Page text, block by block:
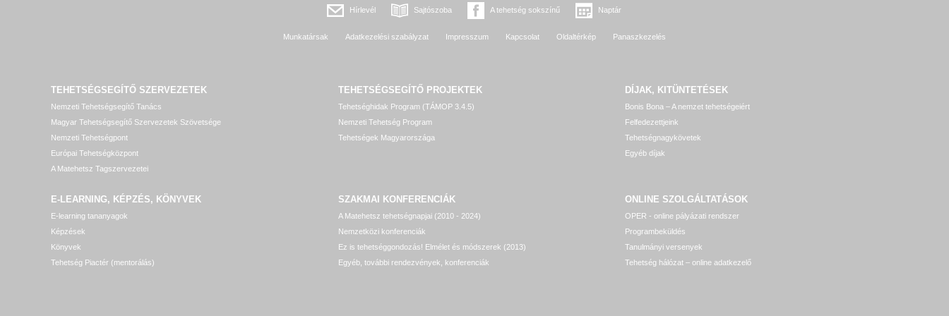
Hírlevél Sajtószoba A tehetség sokszínű Naptár
Munkatársak Adatkezelési szabályzat Impresszum Kapcsolat Oldaltérkép Panaszkezelés
TEHETSÉGSEGÍTŐ SZERVEZETEK
Nemzeti Tehetségsegítő Tanács
Magyar Tehetségsegítő Szervezetek Szövetsége
Nemzeti Tehetségpont
Európai Tehetségközpont
A Matehetsz Tagszervezetei
TEHETSÉGSEGÍTŐ PROJEKTEK
Tehetséghidak Program (TÁMOP 3.4.5)
Nemzeti Tehetség Program
Tehetségek Magyarországa
DÍJAK, KITÜNTETÉSEK
Bonis Bona – A nemzet tehetségeiért
Felfedezettjeink
Tehetségnagykövetek
Egyéb díjak
E-LEARNING, KÉPZÉS, KÖNYVEK
E-learning tananyagok
Képzések
Könyvek
Tehetség Piactér (mentorálás)
SZAKMAI KONFERENCIÁK
A Matehetsz tehetségnapjai (2010 - 2024)
Nemzetközi konferenciák
Ez is tehetséggondozás! Elmélet és módszerek (2013)
Egyéb, további rendezvények, konferenciák
ONLINE SZOLGÁLTATÁSOK
OPER - online pályázati rendszer
Programbeküldés
Tanulmányi versenyek
Tehetség hálózat – online adatkezelő